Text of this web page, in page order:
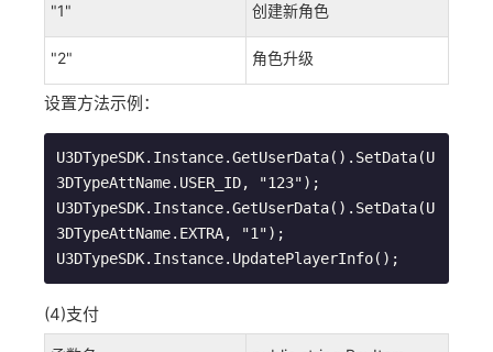
"1" 创建新角色
"2" 角色升级
设置方法示例：
U3DTypeSDK.Instance.GetUserData().SetData(U
3DTypeAttName.USER_ID, "123");
U3DTypeSDK.Instance.GetUserData().SetData(U
3DTypeAttName.EXTRA, "1");
U3DTypeSDK.Instance.UpdatePlayerInfo();
(4)支付